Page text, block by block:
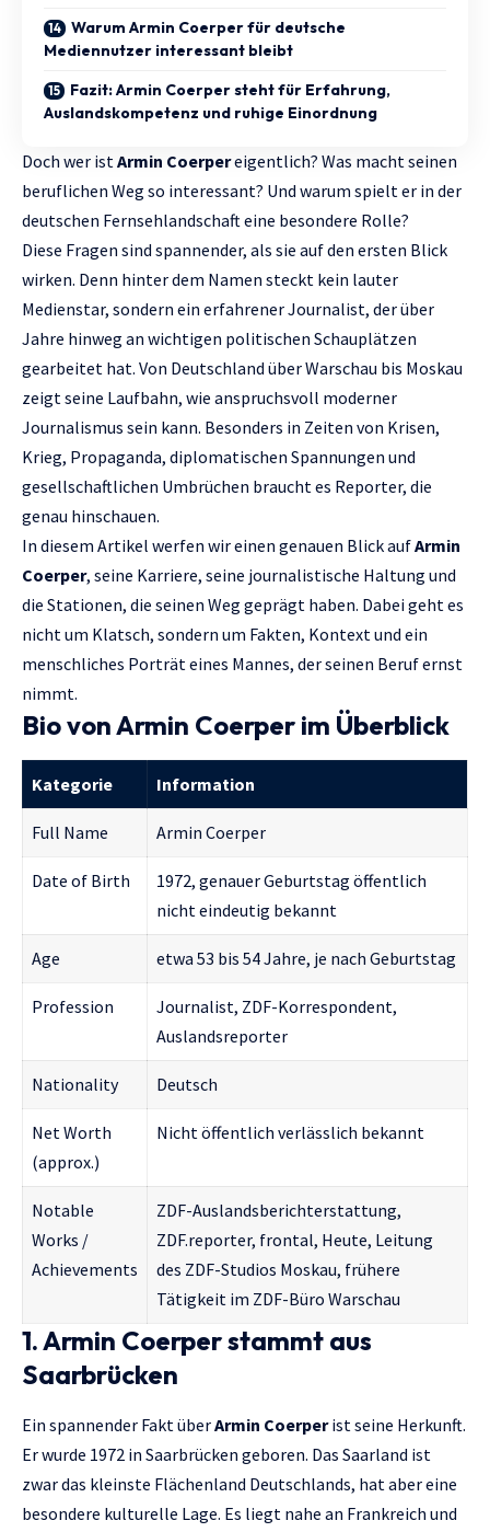
Warum Armin Coerper für deutsche
Mediennutzer interessant bleibt
Fazit: Armin Coerper steht für Erfahrung,
Auslandskompetenz und ruhige Einordnung
Doch wer istArmin Coerpereigentlich? Was macht seinen
beruflichen Weg so interessant? Und warum spielt er in der
deutschen Fernsehlandschaft eine besondere Rolle?
Diese Fragen sind spannender, als sie auf den ersten Blick
wirken. Denn hinter dem Namen steckt kein lauter
Medienstar, sondern ein erfahrener Journalist, der über
Jahre hinweg an wichtigen politischen Schauplätzen
gearbeitet hat. Von Deutschland über Warschau bis Moskau
zeigt seine Laufbahn, wie anspruchsvoll moderner
Journalismus sein kann. Besonders in Zeiten von Krisen,
Krieg, Propaganda, diplomatischen Spannungen und
gesellschaftlichen Umbrüchen braucht es Reporter, die
genau hinschauen.
In diesem Artikel werfen wir einen genauen Blick aufArmin
Coerper, seine Karriere, seine journalistische Haltung und
die Stationen, die seinen Weg geprägt haben. Dabei geht es
nicht um Klatsch, sondern um Fakten, Kontext und ein
menschliches Porträt eines Mannes, der seinen Beruf ernst
nimmt.
Bio von Armin Coerper im Überblick
Kategorie Information
Full Name Armin Coerper
Date of Birth
1972, genauer Geburtstag öffentlich
nicht eindeutig bekannt
Age etwa 53 bis 54 Jahre, je nach Geburtstag
Profession
Journalist, ZDF-Korrespondent,
Auslandsreporter
Nationality Deutsch
Net Worth
(approx.)
Nicht öffentlich verlässlich bekannt
Notable
Works /
Achievements
ZDF-Auslandsberichterstattung,
ZDF.reporter, frontal, Heute, Leitung
des ZDF-Studios Moskau, frühere
Tätigkeit im ZDF-Büro Warschau
1. Armin Coerper stammt aus
Saarbrücken
Ein spannender Fakt überArmin Coerperist seine Herkunft.
Er wurde 1972 in Saarbrücken geboren. Das Saarland ist
zwar das kleinste Flächenland Deutschlands, hat aber eine
besondere kulturelle Lage. Es liegt nahe an Frankreich und